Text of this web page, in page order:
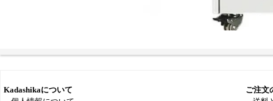
Kadashikaについて
ご注文